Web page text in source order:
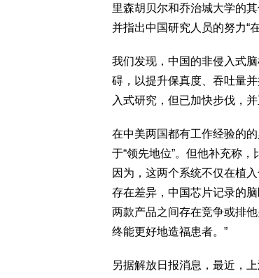
里森胡贝尔和乔治城大学的
并指出中国研究人员的努力“
我们发现，中国的非侵入式
碍，以提升保真度、吞吐量
入式研究，但已加快步伐，
在中美两国都有工作经验的
于“领先地位”。但他补充称
因为，这两个系统不仅在植
存在差异，中国芯片记录的
两款产品之间存在竞争或排
终能更好地造福患者。”
另据解放日报消息，最近，